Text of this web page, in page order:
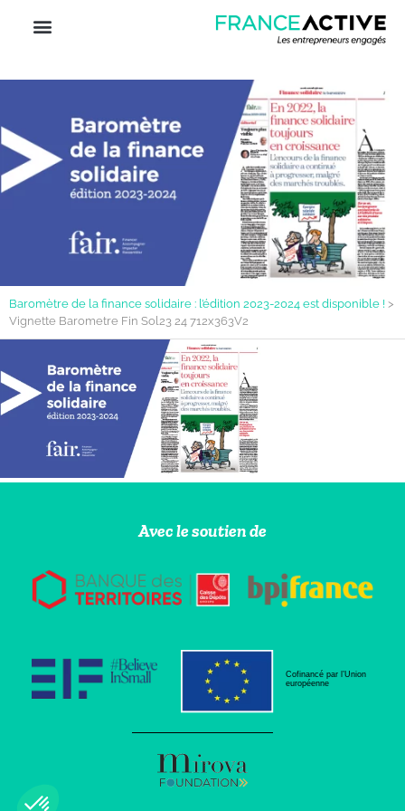
Baromètre de la finance solidaire : l’édition 2023-2024 est disponible ! >
Vignette Barometre Fin Sol23 24 712x363V2
Avec le soutien de
Cofinancé par l’Union
européenne